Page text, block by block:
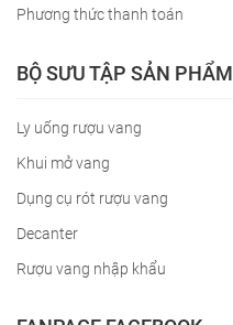
Phương thức thanh toán
BỘ SƯU TẬP SẢN PHẨM
Ly uống rượu vang
Khui mở vang
Dụng cụ rót rượu vang
Decanter
Rượu vang nhập khẩu